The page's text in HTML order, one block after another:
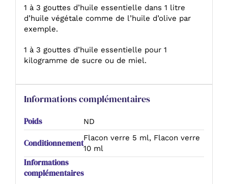
1 à 3 gouttes d’huile essentielle dans 1 litre
d’huile végétale comme de l’huile d’olive par
exemple.
1 à 3 gouttes d’huile essentielle pour 1
kilogramme de sucre ou de miel.
Informations complémentaires
Poids ND
ConditionnementFlacon verre 5 ml, Flacon verre
10 ml
Informations
complémentaires